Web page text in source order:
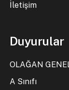
İletişim
Duyurular
OLAĞAN
A Sınıfı